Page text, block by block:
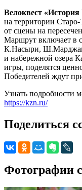
Велоквест «История
на территории
от сцены на
Маршрут включает в
К.Насыри,
и набережной озера
игры, поделятся
Победителей ждут
Узнать подробности
https://kzn.ru/
Поделиться
Фотографии